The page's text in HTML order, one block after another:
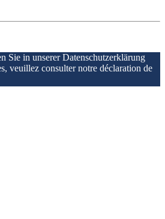
Sie in unserer Datenschutzerklärung
veuillez consulter notre déclaration de